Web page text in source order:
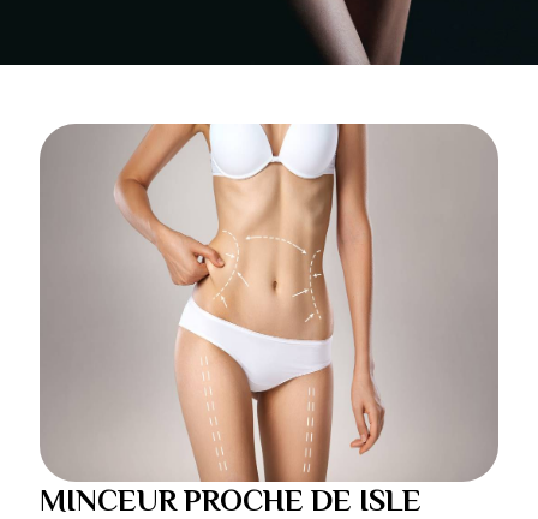
MINCEUR PROCHE DE ISLE